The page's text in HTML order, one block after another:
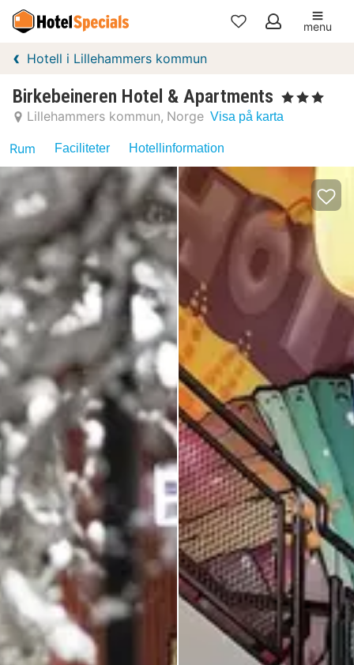
Mina
menu
Hotell i Lillehammers kommun
Birkebeineren Hotel & Apartments , 3 Stjärnor
Lillehammers kommun Norge Visa på karta
Rum Faciliteter Hotellinformation